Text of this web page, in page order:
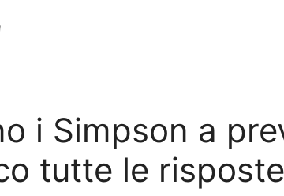
i Simpson a
tutte le risposte